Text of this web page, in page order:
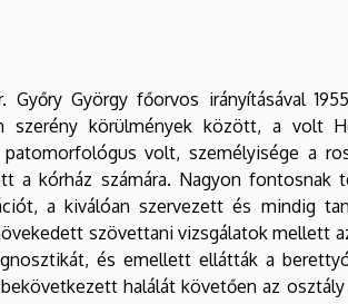
György főorvos irányításával
szerény körülmények között, a volt
volt, személyisége a
a kórház számára. Nagyon fontosnak
a kiválóan szervezett és mindig
szövettani vizsgálatok mellett
és emellett ellátták a
bekövetkezett halálát követően az